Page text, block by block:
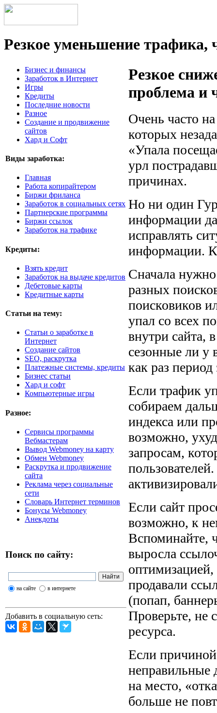
Резкое уменьшение трафика,
Бизнес и финансы
Заработок в Интернет
Игры
Кредиты
Последние новости
Разное
Создание и продвижение
сайтов
Хард и Софт
Виды заработка:
Главная
Работа копирайтером
Биржи фриланса
Заработок в социальных сетях
Партнерские программы
Биржи ссылок
Заработок на трафике
Кредиты:
Взять кредит
Заработок на выдаче кредитов
Дебетовые карты
Кредитные карты
Статьи на тему:
Статьи о заработке в
Интернет
Создание сайтов
SEO, раскрутка
Платежные системы, кредиты
Бизнес статьи
Хард и софт
Компьютерные игры
Разное:
Cервисы программы
Вебмастерам
Вывод Webmoney на карту
Обмен Webmoney
Раскрутка и продвижение
сайта
Реклама через социальные
сети
Словарь Интернет терминов
Бонусы Webmoney
Анекдоты
Поиск по сайту:
на сайте в интернете
Добавить в социальную сеть:
Резкое
проблема и
Очень часто
которых
«Упала
урл
причинах.
Но ни один
информации
исправлять
информации.
Сначала нужно
разных
поисковиков
упал со всех
внутри сайта,
сезонные ли у
как раз
Если трафик
собираем
индекса или
возможно,
запросам,
Если сайт
возможно, к
Вспоминайте,
выросла
продавали
(попап,
Проверьте, не
ресурса.
Если
неправильные
на место,
больше не